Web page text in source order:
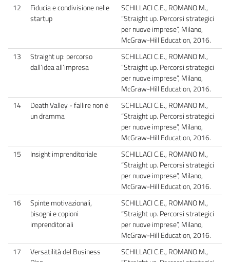
12
Fiducia e condivisione nelle
startup
SCHILLACI C.E., ROMANO M.,
“Straight up. Percorsi strategici
per nuove imprese”, Milano,
McGraw-Hill Education, 2016.
13
Straight up: percorso
dall’idea all’impresa
SCHILLACI C.E., ROMANO M.,
“Straight up. Percorsi strategici
per nuove imprese”, Milano,
McGraw-Hill Education, 2016.
14
Death Valley - fallire non è
un dramma
SCHILLACI C.E., ROMANO M.,
“Straight up. Percorsi strategici
per nuove imprese”, Milano,
McGraw-Hill Education, 2016.
15
Insight imprenditoriale
SCHILLACI C.E., ROMANO M.,
“Straight up. Percorsi strategici
per nuove imprese”, Milano,
McGraw-Hill Education, 2016.
16
Spinte motivazionali,
bisogni e copioni
imprenditoriali
SCHILLACI C.E., ROMANO M.,
“Straight up. Percorsi strategici
per nuove imprese”, Milano,
McGraw-Hill Education, 2016.
17
Versatilità del Business
SCHILLACI C.E., ROMANO M.,